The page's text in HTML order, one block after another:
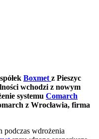
Boxmet z Pieszyc
wchodzi z nowym
systemu Comarch
z Wrocławia, firma
podczas wdrożenia